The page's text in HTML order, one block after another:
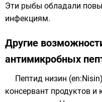
Эти рыбы обладали
инфекциям.
Другие
антимикробных
Пептид низин (en:Nisin
консервант продуктов и